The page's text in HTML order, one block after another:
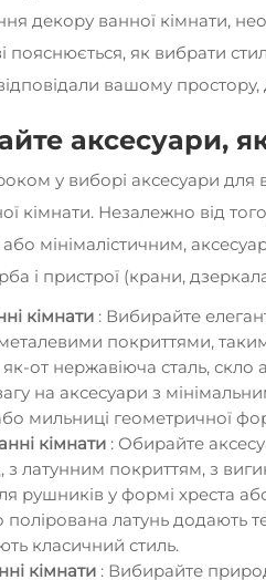
декору ванної кімнати,
пояснюється, як вибрати
вашому
аксесуари,
у виборі аксесуари для
кімнати. Незалежно від
мінімалістичним,
і пристрої (крани,
кімнати : Вибирайте
металевими покриттями,
от нержавіюча сталь,
на аксесуари з
мильниці геометричної
кімнати : Обирайте
з латунним покриттям, з
рушників у формі хреста
латунь додають
класичний стиль.
кімнати : Вибирайте